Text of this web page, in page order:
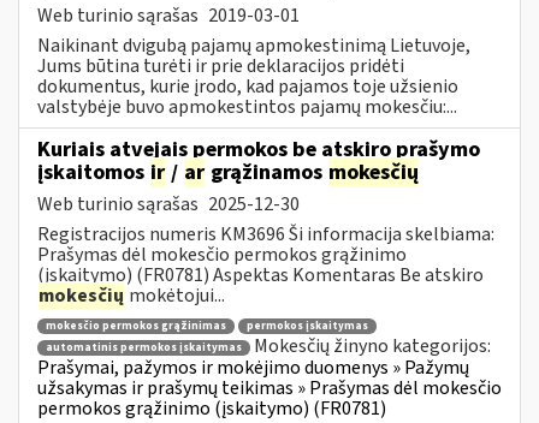
Web turinio sąrašas 2019-03-01
Naikinant dvigubą pajamų apmokestinimą Lietuvoje,
Jums būtina turėti ir prie deklaracijos pridėti
dokumentus, kurie įrodo, kad pajamos toje užsienio
valstybėje buvo apmokestintos pajamų mokesčiu:...
Kuriais atvejais permokos be atskiro prašymo
įskaitomos ir / ar grąžinamos mokesčių
Web turinio sąrašas 2025-12-30
Registracijos numeris KM3696 Ši informacija skelbiama:
Prašymas dėl mokesčio permokos grąžinimo
(įskaitymo) (FR0781) Aspektas Komentaras Be atskiro
mokesčių mokėtojui...
mokesčio permokos grąžinimas
permokos įskaitymas
automatinis permokos įskaitymas
Mokesčių žinyno kategorijos:
Prašymai, pažymos ir mokėjimo duomenys » Pažymų
užsakymas ir prašymų teikimas » Prašymas dėl mokesčio
permokos grąžinimo (įskaitymo) (FR0781)